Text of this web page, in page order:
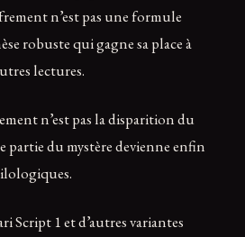
n’est pas une formule
robuste qui gagne sa place à
lectures.
n’est pas la disparition du
partie du mystère devienne enfin
1 et d’autres variantes